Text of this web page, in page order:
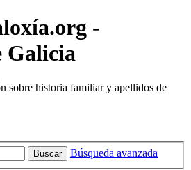
-
Galicia
sobre historia familiar y apellidos de
Buscar Búsqueda avanzada